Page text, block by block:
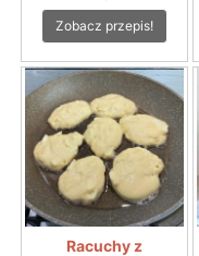
Zobacz przepis!
Racuchy z